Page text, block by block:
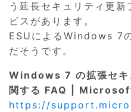
う延長セキュリティ更
ビスがあります。
ESUによるWindows 7
だそうです。
Windows 7 の拡張セキ
関する FAQ |
https://